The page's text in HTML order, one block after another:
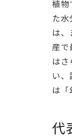
樹
冠
に
根
を
る
巨
2
植物
た
は
産
は
い
は「
代